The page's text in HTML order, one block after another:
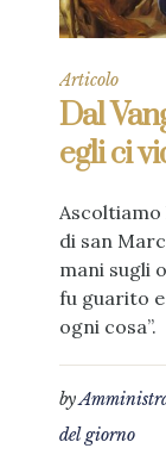
Articolo
Dal
egli ci
Ascoltiamo
di san
mani sugli
fu guarito
ogni cosa”.
by
del giorno